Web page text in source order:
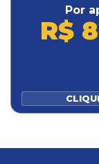
Por
R$